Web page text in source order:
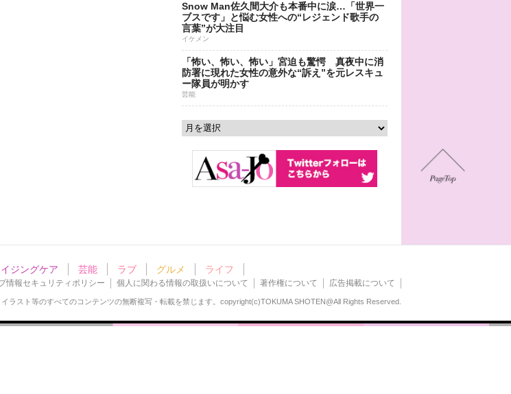
Snow Man佐久間大介も本番中に涙…「世界一
ブスです」と悩む女性への“レジェンド歌手の
言葉”が大注目
イケメン
「怖い、怖い、怖い」宮迫も驚愕 真夜中に消
防署に現れた女性の意外な“訴え”を元レスキュ
ー隊員が明かす
芸能
ジングケア 芸能 ラブ グルメ ライフ
情報セキュリティポリシー 個人に関わる情報の取扱いについて 著作権について 広告掲載について
ラスト等のすべてのコンテンツの無断複写・転載を禁じます。 copyright(c)TOKUMA SHOTEN@All Rights Reserved.